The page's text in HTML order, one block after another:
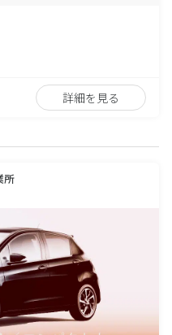
詳細を見る
所